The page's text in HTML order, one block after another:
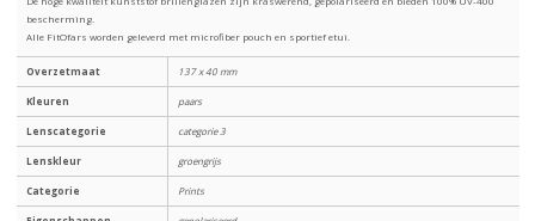
bescherming.
Alle FitOfars worden geleverd met microfiber pouch en sportief etui.
Overzetmaat 137 x 40 mm
Kleuren paars
Lenscategorie categorie 3
Lenskleur groengrijs
Categorie Prints